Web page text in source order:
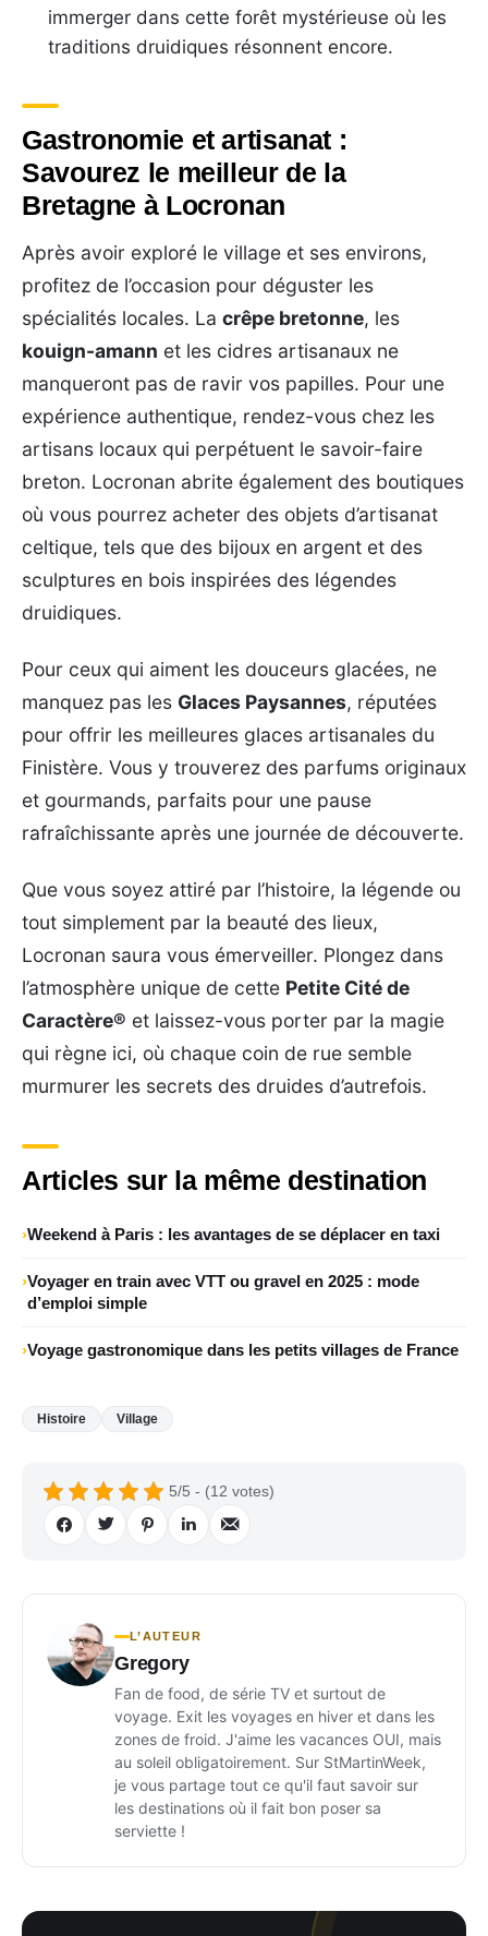
immerger dans cette forêt mystérieuse où les
traditions druidiques résonnent encore.
Gastronomie et artisanat :
Savourez le meilleur de la
Bretagne à Locronan
Après avoir exploré le village et ses environs,
profitez de l’occasion pour déguster les
spécialités locales. La crêpe bretonne, les
kouign-amann et les cidres artisanaux ne
manqueront pas de ravir vos papilles. Pour une
expérience authentique, rendez-vous chez les
artisans locaux qui perpétuent le savoir-faire
breton. Locronan abrite également des boutiques
où vous pourrez acheter des objets d’artisanat
celtique, tels que des bijoux en argent et des
sculptures en bois inspirées des légendes
druidiques.
Pour ceux qui aiment les douceurs glacées, ne
manquez pas les Glaces Paysannes, réputées
pour offrir les meilleures glaces artisanales du
Finistère. Vous y trouverez des parfums originaux
et gourmands, parfaits pour une pause
rafraîchissante après une journée de découverte.
Que vous soyez attiré par l’histoire, la légende ou
tout simplement par la beauté des lieux,
Locronan saura vous émerveiller. Plongez dans
l’atmosphère unique de cette Petite Cité de
Caractère® et laissez-vous porter par la magie
qui règne ici, où chaque coin de rue semble
murmurer les secrets des druides d’autrefois.
Articles sur la même destination
Weekend à Paris : les avantages de se déplacer en taxi
Voyager en train avec VTT ou gravel en 2025 : mode
d’emploi simple
Voyage gastronomique dans les petits villages de France
Histoire Village
5/5 - (12 votes)
L’AUTEUR
Gregory
Fan de food, de série TV et surtout de
voyage. Exit les voyages en hiver et dans les
zones de froid. J'aime les vacances OUI, mais
au soleil obligatoirement. Sur StMartinWeek,
je vous partage tout ce qu'il faut savoir sur
les destinations où il fait bon poser sa
serviette !